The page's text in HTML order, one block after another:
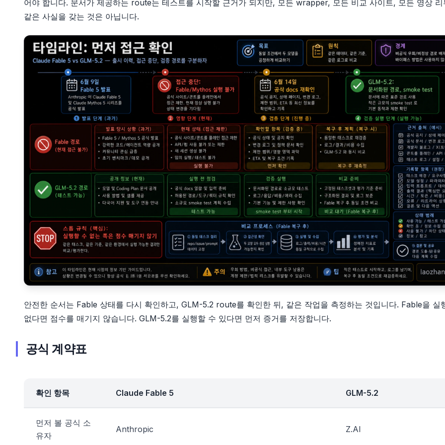
어야 합니다. 문서가 제공하는 route는 테스트를 시작할 근거가 되지만, 모든 wrapper, 모든 비교 사이트, 모든 영상 리
같은 사실을 갖는 것은 아닙니다.
안전한 순서는 Fable 상태를 다시 확인하고, GLM-5.2 route를 확인한 뒤, 같은 작업을 측정하는 것입니다. Fable을 실
없다면 점수를 매기지 않습니다. GLM-5.2를 실행할 수 있다면 먼저 증거를 저장합니다.
공식 계약표
확인 항목 Claude Fable 5 GLM-5.2
먼저 볼 공식 소
유자
Anthropic Z.AI